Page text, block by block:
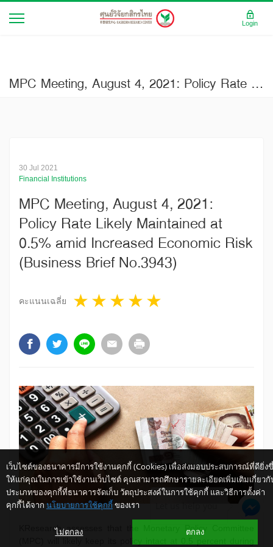
MPC Meeting, August 4, 2021: Policy Rate Likely Maintained at 0.5% amid Increased Economic Risk (Business Brief No.3943)
30 Jul 2021
Financial Institutions
MPC Meeting, August 4, 2021:
Policy Rate Likely Maintained at
0.5% amid Increased Economic Risk
(Business Brief No.3943)
คะแนนเฉลี่ย 4 stars
3 stars
2 stars
1 star
KResearch assesses that the Monetary Policy Committee
เว็บไซต์ของธนาคารมีการใช้งานคุกกี้ (Cookies) เพื่อส่งมอบประสบการณ์ที่ดียิ่ง
ให้แก่คุณในการเข้าใช้งานเว็บไซต์ คุณสามารถศึกษารายละเอียดเพิ่มเติมเกี่ยวกั
ประเภทของคุกกี้ที่ธนาคารจัดเก็บ วัตถุประสงค์ในการใช้คุกกี้ และวิธีการตั้งค่า
คุกกี้ได้จาก นโยบายการใช้คุกกี้ ของเรา
ไม่ตกลง ตกลง
Login